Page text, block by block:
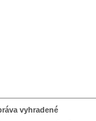
vyhradené